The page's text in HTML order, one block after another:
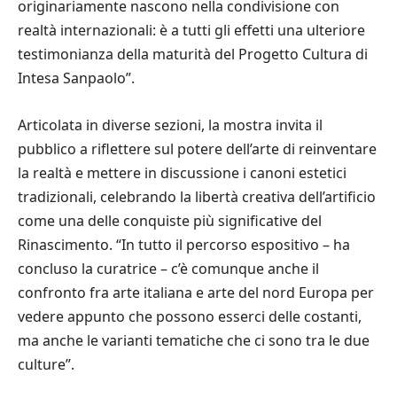
originariamente nascono nella condivisione con
realtà internazionali: è a tutti gli effetti una ulteriore
testimonianza della maturità del Progetto Cultura di
Intesa Sanpaolo”.
Articolata in diverse sezioni, la mostra invita il
pubblico a riflettere sul potere dell’arte di reinventare
la realtà e mettere in discussione i canoni estetici
tradizionali, celebrando la libertà creativa dell’artificio
come una delle conquiste più significative del
Rinascimento. “In tutto il percorso espositivo – ha
concluso la curatrice – c’è comunque anche il
confronto fra arte italiana e arte del nord Europa per
vedere appunto che possono esserci delle costanti,
ma anche le varianti tematiche che ci sono tra le due
culture”.